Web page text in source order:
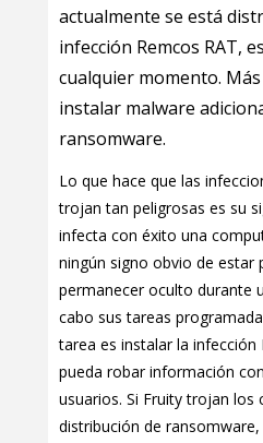
actualmente se está
infección Remcos RAT,
cualquier momento.
instalar malware
ransomware.
Lo que hace que las
trojan tan peligrosas es su
infecta con éxito una
ningún signo obvio de estar
permanecer oculto durante
cabo sus tareas
tarea es instalar la infección
pueda robar información
usuarios. Si Fruity trojan los
distribución de